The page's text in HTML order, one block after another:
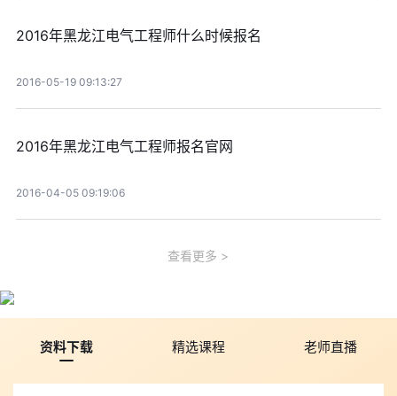
2016年黑龙江电气工程师什么时候报名
2016-05-19 09:13:27
2016年黑龙江电气工程师报名官网
2016-04-05 09:19:06
查看更多
资料下载 精选课程 老师直播